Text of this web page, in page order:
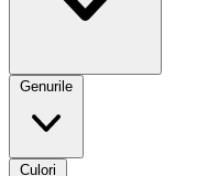
Genurile
Culori